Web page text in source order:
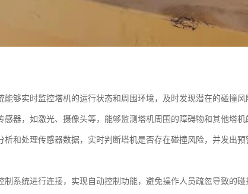
够实时监控塔机的运行状态和周围环境，及时发现潜在的碰撞风
器，如激光、摄像头等，能够监测塔机周围的障碍物和其他塔机
析和处理传感器数据，实时判断塔机是否存在碰撞风险，并发出
系统进行连接，实现自动控制功能，避免操作人员疏忽导致的碰